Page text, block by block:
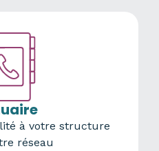
à votre structure
réseau